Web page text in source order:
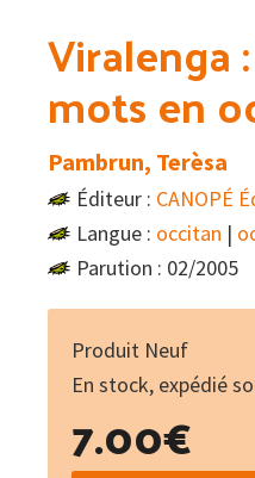
Viralenga
mots en
Pambrun, Terèsa
Éditeur : CANOPÉ
Langue : occitan |
Parution : 02/2005
Produit Neuf
En stock, expédié
7.00€